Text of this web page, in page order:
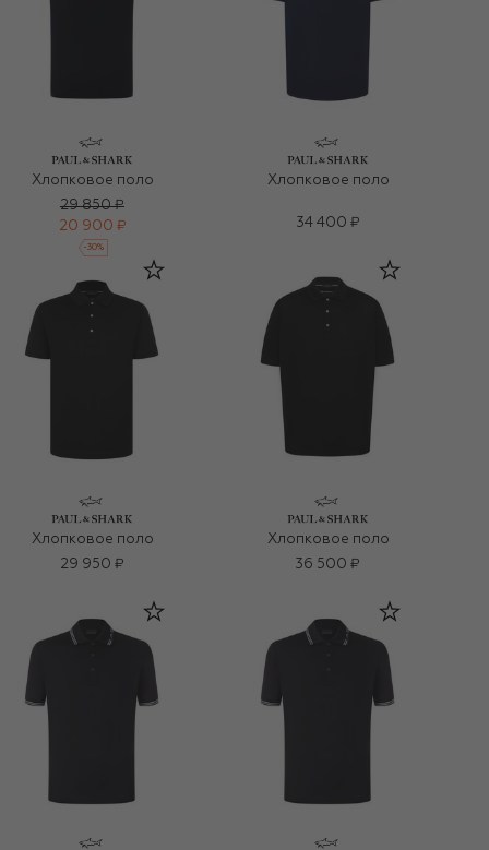
Хлопковое поло
29 850 ₽
20 900 ₽
-30%
Хлопковое поло
34 400 ₽
Хлопковое поло
29 950 ₽
Хлопковое поло
36 500 ₽